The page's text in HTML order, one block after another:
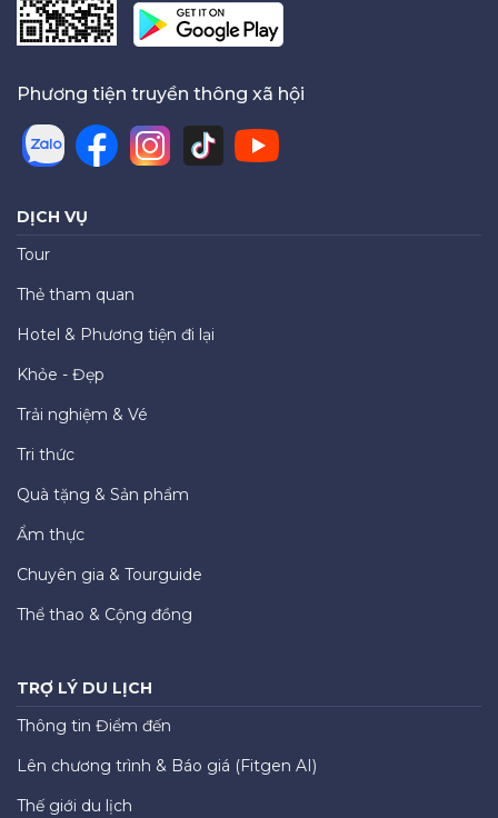
Phương tiện truyền thông xã hội
DỊCH VỤ
Tour
Thẻ tham quan
Hotel & Phương tiện đi lại
Khỏe - Đẹp
Trải nghiệm & Vé
Tri thức
Quà tặng & Sản phẩm
Ẩm thực
Chuyên gia & Tourguide
Thể thao & Cộng đồng
TRỢ LÝ DU LỊCH
Thông tin Điểm đến
Lên chương trình & Báo giá (Fitgen AI)
Thế giới du lịch